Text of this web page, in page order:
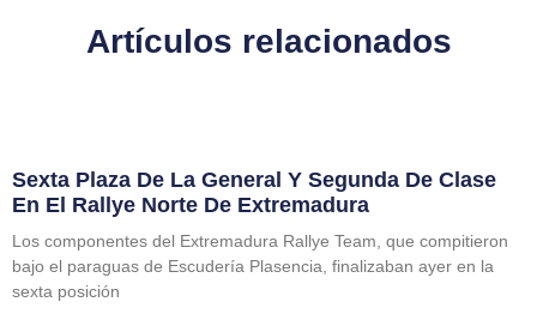
Artículos relacionados
Sexta Plaza De La General Y Segunda De Clase
En El Rallye Norte De Extremadura
Los componentes del Extremadura Rallye Team, que compitieron
bajo el paraguas de Escudería Plasencia, finalizaban ayer en la
sexta posición